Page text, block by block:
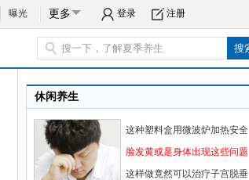
曝光 更多 登录 注册
休闲养生
这种塑料盒用微波炉加热安全
脸发黄或是身体出现这些问题
这样做竟然可以治疗子宫脱垂